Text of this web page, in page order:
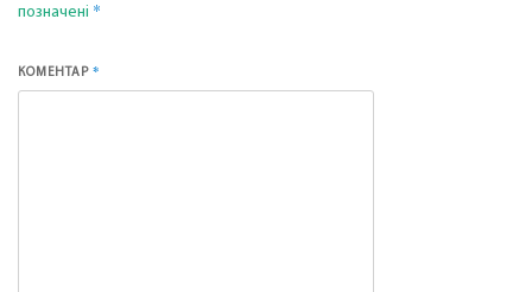
позначені *
КОМЕНТАР *